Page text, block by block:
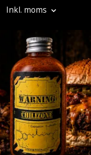
Inkl. moms